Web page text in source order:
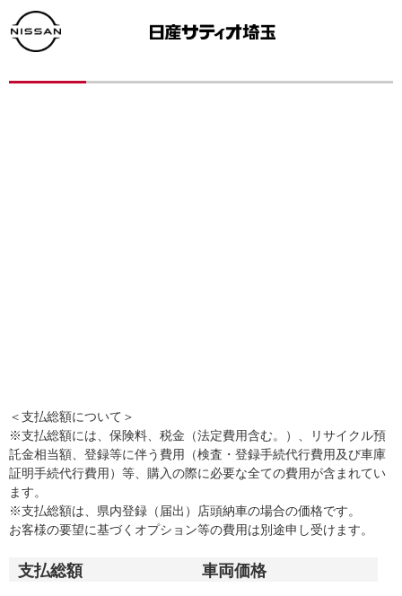
＜支払総額について＞
※支払総額には、保険料、税金（法定費用含む。）、リサイクル預
託金相当額、登録等に伴う費用（検査・登録手続代行費用及び車庫
証明手続代行費用）等、購入の際に必要な全ての費用が含まれてい
ます。
※支払総額は、県内登録（届出）店頭納車の場合の価格です。
お客様の要望に基づくオプション等の費用は別途申し受けます。
支払総額 車両価格